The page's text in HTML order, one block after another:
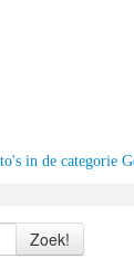
in de categorie